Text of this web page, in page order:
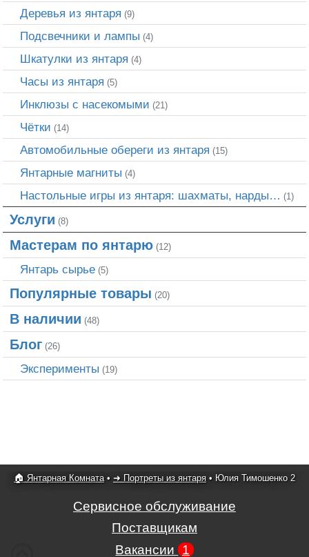
Деревья из янтаря (9)
Подсвечники и лампы (4)
Шкатулки из янтаря (4)
Часы из янтаря (5)
Инклюзы с насекомыми (21)
Чётки (14)
Автомобильные обереги из янтаря (15)
Янтарные магниты (4)
Настольные игры из янтаря: шахматы, нарды… (1)
Услуги (8)
Мастерам по янтарю (12)
Янтарь сырье (5)
Популярные товары (20)
В наличии (48)
Блог (26)
Эксперименты (19)
🏠 Янтарная Комната• ➜ Портреты из янтаря • Юлия Тимошенко 2
Сервисное обслуживание
Поставщикам
Вакансии 1